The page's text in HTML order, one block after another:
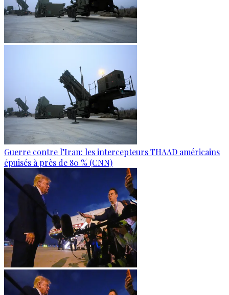
Guerre contre l’Iran: les intercepteurs THAAD américains
épuisés à près de 80 % (CNN)